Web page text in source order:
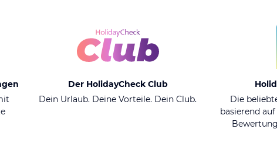
Der HolidayCheck Club
Dein Urlaub. Deine Vorteile. Dein Club.
Die
basierend